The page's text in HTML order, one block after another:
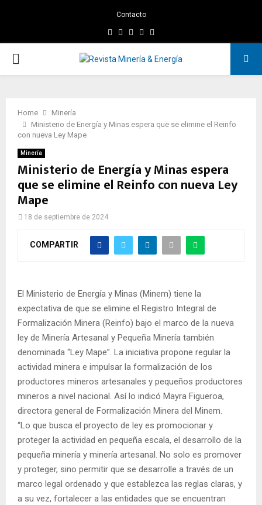
Contacto
Facebook
TwitterInstagram
Linkedin
PRIMARY
Home
Minería
Ministerio de Energía y Minas espera que se elimine el Reinfo
con nueva Ley Mape
Minería
Ministerio de Energía y Minas espera
que se elimine el Reinfo con nueva Ley
Mape
18 de septiembre de 2024
COMPARTIR
El Ministerio de Energía y Minas (Minem) tiene la
expectativa de que se elimine el Registro Integral de
Formalización Minera (Reinfo) bajo el marco de la nueva
ley de Minería Artesanal y Pequeña Minería también
denominada “Ley Mape”. La iniciativa propone regular la
actividad minera e impulsar la formalización de los
productores mineros artesanales y pequeños productores
mineros a nivel nacional. Así lo indicó Mayra Figueroa,
directora general de Formalización Minera del Minem.
“Lo que busca el proyecto de ley es promocionar y
proteger la actividad en pequeña escala, el desarrollo de la
pequeña minería y minería artesanal. No solo es promover
y proteger, sino permitir que se desarrolle a través de un
marco legal ordenado y que establezca las reglas claras, y
a su vez, fortalecer a las entidades que se encuentran